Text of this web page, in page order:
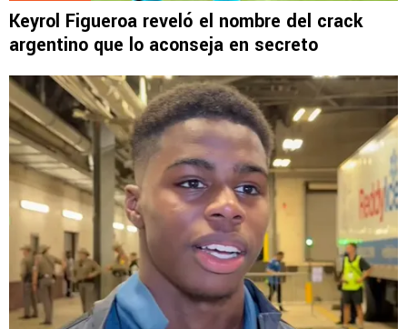
Keyrol Figueroa reveló el nombre del crack
argentino que lo aconseja en secreto